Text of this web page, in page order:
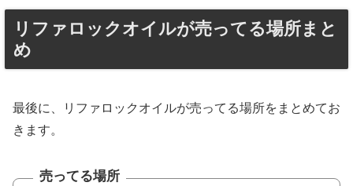
リファロックオイルが売ってる場所まと
め
最後に、リファロックオイルが売ってる場所をまとめてお
きます。
売ってる場所